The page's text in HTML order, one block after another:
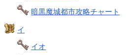
暗黒魔城都市攻略チャート
イ
イオ